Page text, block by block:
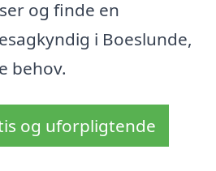
og finde en
i Boeslunde,
behov.
og uforpligtende